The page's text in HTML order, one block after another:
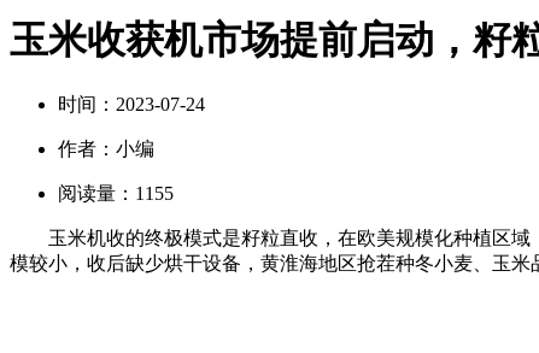
玉米收获机市场提前启动，籽
时间： 2023-07-24
作者： 小编
阅读量： 1155
玉米机收的终极模式是籽粒直收，在欧美规模化种植区
模较小，收后缺少烘干设备，黄淮海地区抢茬种冬小麦、玉